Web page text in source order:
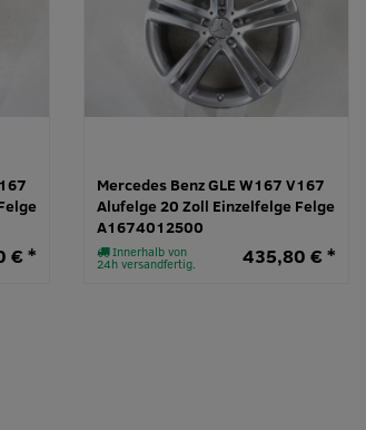
€ *
Mercedes Benz GLE W167 V167
Alufelge 20 Zoll Einzelfelge Felge
A1674012500
Innerhalb von
24h versandfertig. 435,80 € *